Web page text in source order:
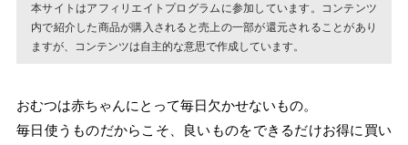
本サイトはアフィリエイトプログラムに参加しています。コンテンツ
内で紹介した商品が購入されると売上の一部が還元されることがあり
ますが、コンテンツは自主的な意思で作成しています。
おむつは赤ちゃんにとって毎日欠かせないもの。
毎日使うものだからこそ、良いものをできるだけお得に買い